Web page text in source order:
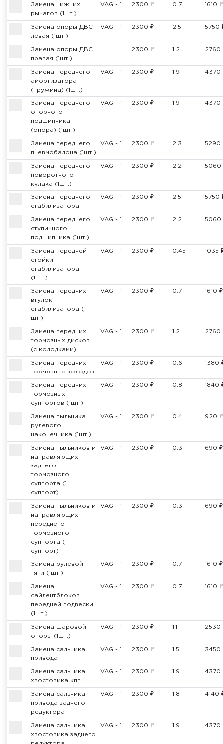
Замена нижних
рычагов (1шт.)
VAG - 1 2300 ₽ 0.7 1610 ₽
Замена опоры ДВС
левая (1шт.)
VAG - 1 2300 ₽ 2.5 5750
Замена опоры ДВС
правая (1шт.)
2300 ₽ 1.2 2760
Замена переднего
амортизатора
(пружина) (1шт.)
VAG - 1 2300 ₽ 1.9 4370
Замена переднего
опорного
подшипника
(опора) (1шт.)
VAG - 1 2300 ₽ 1.9 4370
Замена переднего
пневмобалона (1шт.)
VAG - 1 2300 ₽ 2.3 5290
Замена переднего
поворотного
кулака (1шт.)
VAG - 1 2300 ₽ 2.2 5060
Замена переднего
стабилизатора
VAG - 1 2300 ₽ 2.5 5750
Замена переднего
ступичного
подшипника (1шт.)
VAG - 1 2300 ₽ 2.2 5060
Замена передней
стойки
стабилизатора
(1шт.)
VAG - 1 2300 ₽ 0.45 1035
Замена передних
втулок
стабилизатора (1
шт.)
VAG - 1 2300 ₽ 0.7 1610 ₽
Замена передних
тормозных дисков
(с колодками)
VAG - 1 2300 ₽ 1.2 2760
Замена передних
тормозных колодок
VAG - 1 2300 ₽ 0.6 1380
Замена передних
тормозных
суппортов (1шт.)
VAG - 1 2300 ₽ 0.8 1840
Замена пыльника
рулевого
наконечника (1шт.)
VAG - 1 2300 ₽ 0.4 920 ₽
Замена пыльников и
направляющих
заднего
тормозного
суппорта (1
суппорт)
VAG - 1 2300 ₽ 0.3 690 ₽
Замена пыльников и
направляющих
переднего
тормозного
суппорта (1
суппорт)
VAG - 1 2300 ₽ 0.3 690 ₽
Замена рулевой
тяги (1шт.)
VAG - 1 2300 ₽ 0.7 1610 ₽
Замена
сайлентблоков
передней подвески
(1шт.)
VAG - 1 2300 ₽ 0.7 1610 ₽
Замена шаровой
опоры (1шт.)
VAG - 1 2300 ₽ 1.1 2530
Замена сальника
привода
VAG - 1 2300 ₽ 1.5 3450
Замена сальника
хвостовика кпп
VAG - 1 2300 ₽ 1.9 4370
Замена сальника
привода заднего
редуктора
VAG - 1 2300 ₽ 1.8 4140
Замена сальника
хвостовика заднего
VAG - 1 2300 ₽ 1.9 4370